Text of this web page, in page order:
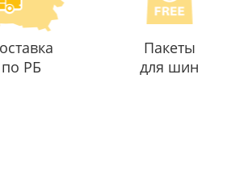
по РБ
Пакеты
для шин